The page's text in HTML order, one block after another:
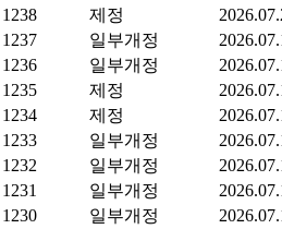
1238
제정
1237
일부개정
1236
일부개정
1235
제정
1234
제정
1233
일부개정
1232
일부개정
1231
일부개정
1230
일부개정